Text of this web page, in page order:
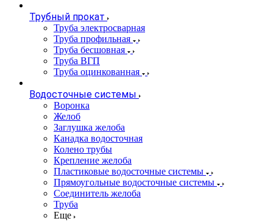
Трубный прокат
Труба электросварная
Труба профильная
Труба бесшовная
Труба ВГП
Труба оцинкованная
Водосточные системы
Воронка
Желоб
Заглушка желоба
Канадка водосточная
Колено трубы
Крепление желоба
Пластиковые водосточные системы
Прямоугольные водосточные системы
Соединитель желоба
Труба
Еще